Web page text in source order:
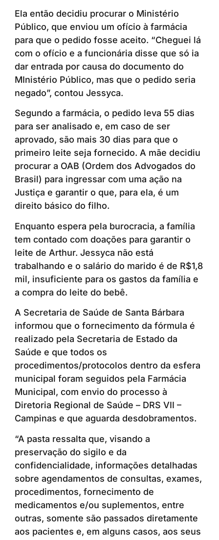
Ela então decidiu procurar o Ministério
Público, que enviou um ofício à farmácia
para que o pedido fosse aceito. “Cheguei lá
com o ofício e a funcionária disse que só ia
dar entrada por causa do documento do
MInistério Público, mas que o pedido seria
negado”, contou Jessyca.
Segundo a farmácia, o pedido leva 55 dias
para ser analisado e, em caso de ser
aprovado, são mais 30 dias para que o
primeiro leite seja fornecido. A mãe decidiu
procurar a OAB (Ordem dos Advogados do
Brasil) para ingressar com uma ação na
Justiça e garantir o que, para ela, é um
direito básico do filho.
Enquanto espera pela burocracia, a família
tem contado com doações para garantir o
leite de Arthur. Jessyca não está
trabalhando e o salário do marido é de R$1,8
mil, insuficiente para os gastos da família e
a compra do leite do bebê.
A Secretaria de Saúde de Santa Bárbara
informou que o fornecimento da fórmula é
realizado pela Secretaria de Estado da
Saúde e que todos os
procedimentos/protocolos dentro da esfera
municipal foram seguidos pela Farmácia
Municipal, com envio do processo à
Diretoria Regional de Saúde – DRS VII –
Campinas e que aguarda desdobramentos.
“A pasta ressalta que, visando a
preservação do sigilo e da
confidencialidade, informações detalhadas
sobre agendamentos de consultas, exames,
procedimentos, fornecimento de
medicamentos e/ou suplementos, entre
outras, somente são passados diretamente
aos pacientes e, em alguns casos, aos seus